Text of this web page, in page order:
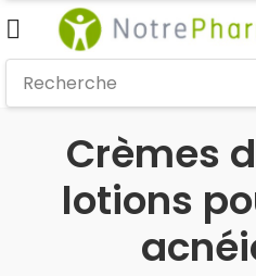
Crèmes
lotions